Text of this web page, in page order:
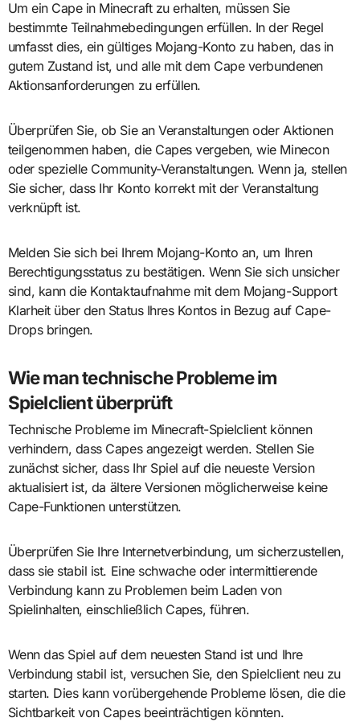
Um ein Cape in Minecraft zu erhalten, müssen Sie
bestimmte Teilnahmebedingungen erfüllen. In der Regel
umfasst dies, ein gültiges Mojang-Konto zu haben, das in
gutem Zustand ist, und alle mit dem Cape verbundenen
Aktionsanforderungen zu erfüllen.
Überprüfen Sie, ob Sie an Veranstaltungen oder Aktionen
teilgenommen haben, die Capes vergeben, wie Minecon
oder spezielle Community-Veranstaltungen. Wenn ja, stellen
Sie sicher, dass Ihr Konto korrekt mit der Veranstaltung
verknüpft ist.
Melden Sie sich bei Ihrem Mojang-Konto an, um Ihren
Berechtigungsstatus zu bestätigen. Wenn Sie sich unsicher
sind, kann die Kontaktaufnahme mit dem Mojang-Support
Klarheit über den Status Ihres Kontos in Bezug auf Cape-
Drops bringen.
Wie man technische Probleme im
Spielclient überprüft
Technische Probleme im Minecraft-Spielclient können
verhindern, dass Capes angezeigt werden. Stellen Sie
zunächst sicher, dass Ihr Spiel auf die neueste Version
aktualisiert ist, da ältere Versionen möglicherweise keine
Cape-Funktionen unterstützen.
Überprüfen Sie Ihre Internetverbindung, um sicherzustellen,
dass sie stabil ist. Eine schwache oder intermittierende
Verbindung kann zu Problemen beim Laden von
Spielinhalten, einschließlich Capes, führen.
Wenn das Spiel auf dem neuesten Stand ist und Ihre
Verbindung stabil ist, versuchen Sie, den Spielclient neu zu
starten. Dies kann vorübergehende Probleme lösen, die die
Sichtbarkeit von Capes beeinträchtigen könnten.